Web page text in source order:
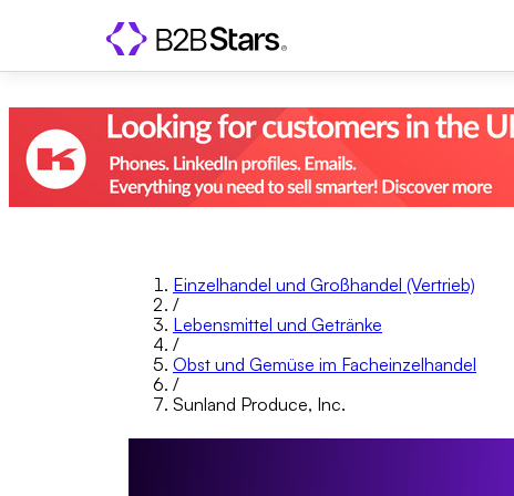
Einzelhandel und Großhandel (Vertrieb)
/
Lebensmittel und Getränke
/
Obst und Gemüse im Facheinzelhandel
/
Sunland Produce, Inc.